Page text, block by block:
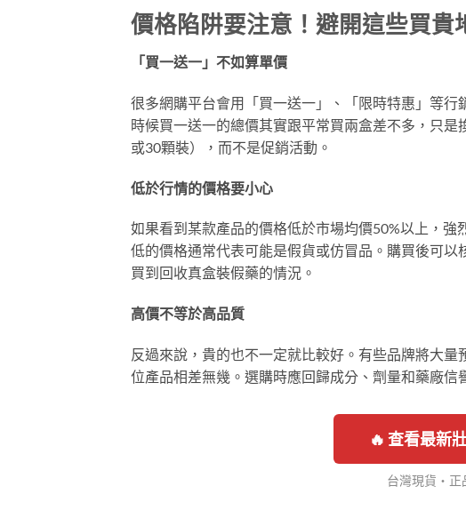
價格陷阱要注意！避開這些買貴
「買一送一」不如算單價
很多網購平台會用「買一送一」、「限時特惠」等
時候買一送一的總價其實跟平常買兩盒差不多，只
或30顆裝），而不是促銷活動。
低於行情的價格要小心
如果看到某款產品的價格低於市場均價50%以上，
低的價格通常代表可能是假貨或仿冒品。購買後可
買到回收真盒裝假藥的情況。
高價不等於高品質
反過來說，貴的也不一定就比較好。有些品牌將大
位產品相差無幾。選購時應回歸成分、劑量和藥廠信
🔥 查看最新
台灣現貨・正